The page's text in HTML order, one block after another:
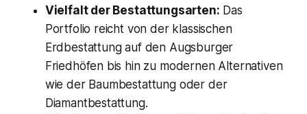
Vielfalt der Bestattungsarten: Das
Portfolio reicht von der klassischen
Erdbestattung auf den Augsburger
Friedhöfen bis hin zu modernen Alternativen
wie der Baumbestattung oder der
Diamantbestattung.